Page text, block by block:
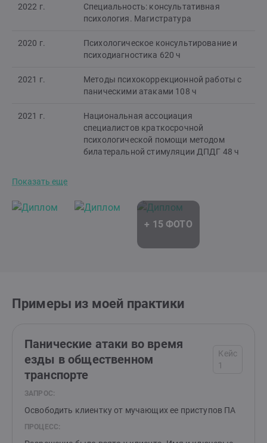
2022 г.
Специальность: консультативная
психология. Магистратура
2020 г.
Психологическое консультирование и
психодиагностика 620 ч
2021 г.
Методы психокоррекционной работы с
паническими атаками 108 ч
2021 г.
Национальная ассоциация
специалистов краткосрочной
психологической помощи методом
билатеральной стимуляции ДПДГ 48 ч
Показать еще
Примеры из моей практики
Панические атаки во время
езды в общественном
транспорте
Кейс
1
ЗАПРОС:
Освободить клиентку от мучающих ее приступов ПА
ПРОЦЕСС: